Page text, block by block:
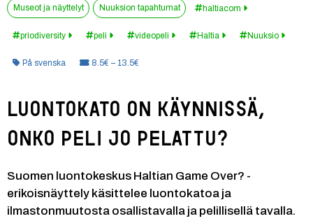
Museot ja näyttelyt Nuuksion tapahtumat haltiacom
priodiversity peli videopeli Haltia Nuuksio
Kategoria:
På svenska Hinta:8.5€ – 13.5€
Luontokato on käynnissä,
onko peli jo pelattu?
Suomen luontokeskus Haltian Game Over? -
erikoisnäyttely käsittelee luontokatoa ja
ilmastonmuutosta osallistavalla ja pelillisellä tavalla.